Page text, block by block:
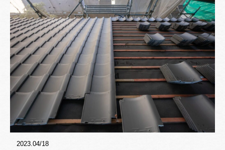
2023.04/18